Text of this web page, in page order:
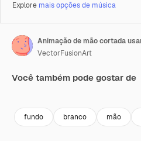
Explore mais opções de música
VectorFusionArt
Você também pode gostar de
fundo branco mão